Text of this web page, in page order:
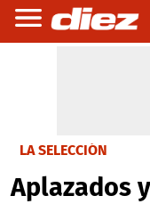
LA SELECCIÓN
Aplazados